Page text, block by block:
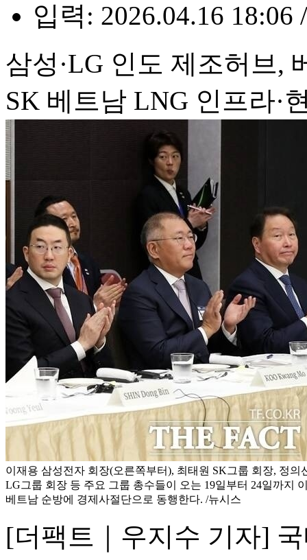
입력: 2026.04.16 18:06
삼성·LG 인도 제조허브,
SK 베트남 LNG 인프라·
이재용 삼성전자 회장(오른쪽부터), 최태원 SK그룹 회장, 정의
LG그룹 회장 등 주요 그룹 총수들이 오는 19일부터 24일까지
베트남 순방에 경제사절단으로 동행한다. /뉴시스
[더팩트｜우지수 기자]